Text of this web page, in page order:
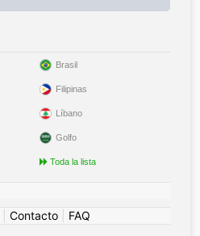
Brasil
Filipinas
Líbano
Golfo
Toda la lista
Contacto FAQ